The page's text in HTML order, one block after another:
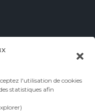
l'utilisation de cookies
statistiques afin